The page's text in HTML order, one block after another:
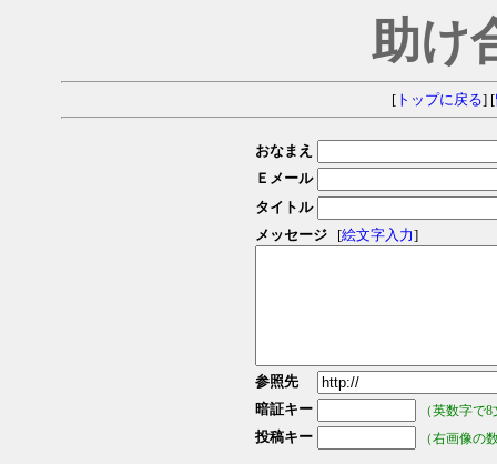
助け
[トップに戻る] [
おなまえ
Ｅメール
タイトル
メッセージ
[絵文字入力]
参照先
暗証キー
（英数字で
投稿キー （右画像の